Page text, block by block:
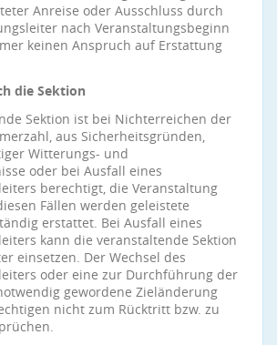
Anreise oder Ausschluss durch
nach Veranstaltungsbeginn
keinen Anspruch auf Erstattung
die Sektion
Sektion ist bei Nichterreichen der
aus Sicherheitsgründen,
Witterungs- und
oder bei Ausfall eines
berechtigt, die Veranstaltung
Fällen werden geleistete
erstattet. Bei Ausfall eines
kann die veranstaltende Sektion
einsetzen. Der Wechsel des
oder eine zur Durchführung der
gewordene Zieländerung
nicht zum Rücktritt bzw. zu